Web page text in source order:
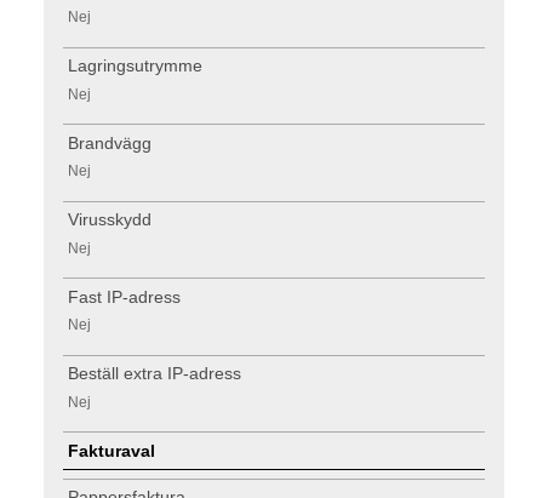
Nej
Lagringsutrymme
Nej
Brandvägg
Nej
Virusskydd
Nej
Fast IP-adress
Nej
Beställ extra IP-adress
Nej
Fakturaval